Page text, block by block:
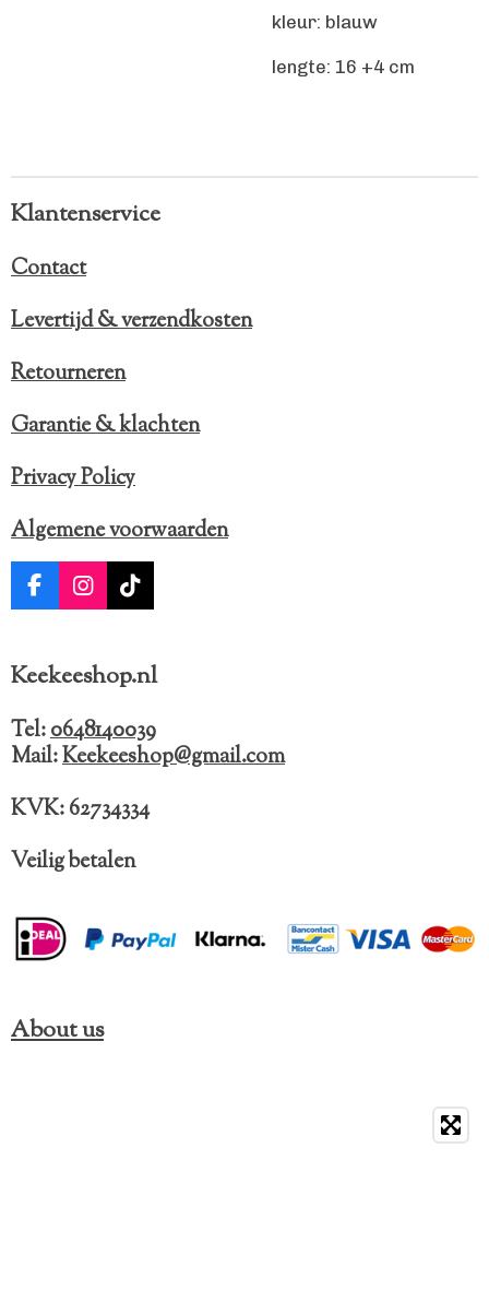
kleur: blauw
lengte: 16 +4 cm
Klantenservice
Contact
Levertijd & verzendkosten
Retourneren
Garantie & klachten
Privacy Policy
Algemene voorwaarden
F
a
b
o
k
I
n
a
r
a
m
T
i
o
Keekeeshop.nl
Tel:0648140039
Mail:Keekeeshop@gmail.com
KVK: 62734334
Veilig betalen
About us